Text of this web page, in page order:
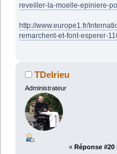
reveiller-la-moelle-epiniere-
http://www.europe1.fr/
remarchent-et-font-esperer-
TDelrieu
Administrateur
« Réponse #20